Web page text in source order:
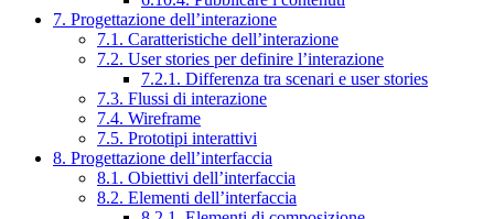
7. Progettazione dell’interazione
7.1. Caratteristiche dell’interazione
7.2. User stories per definire l’interazione
7.2.1. Differenza tra scenari e user stories
7.3. Flussi di interazione
7.4. Wireframe
7.5. Prototipi interattivi
8. Progettazione dell’interfaccia
8.1. Obiettivi dell’interfaccia
8.2. Elementi dell’interfaccia